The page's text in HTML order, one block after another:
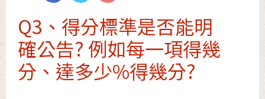
Q3、得分標準是否能明
確公告? 例如每一項得幾
分、達多少%得幾分?